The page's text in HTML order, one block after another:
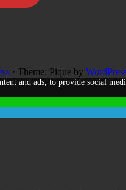
· Theme: Pique by
and ads, to provide social